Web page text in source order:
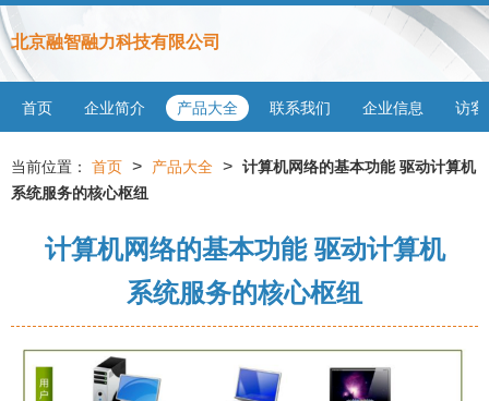
北京融智融力科技有限公司
首页 企业简介 产品大全 联系我们 企业信息 访客
当前位置： 首页 > 产品大全 > 计算机网络的基本功能 驱动计算机
系统服务的核心枢纽
计算机网络的基本功能 驱动计算机
系统服务的核心枢纽